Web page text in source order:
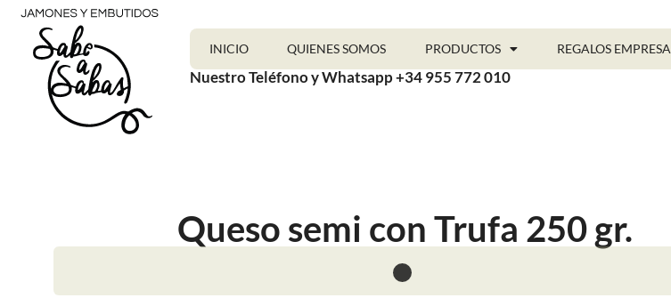
INICIO QUIENES SOMOS PRODUCTOS REGALOS EMPRESA
Nuestro Teléfono y Whatsapp +34 955 772 010
Queso semi con Trufa 250 gr.